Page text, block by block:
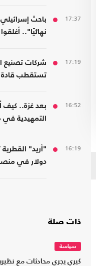
17:37
باحث
نهائيًا"..
17:19
شركات تصنيع
تستقطب قادة
16:52
بعد غزة.. كيف
التمهيدية
16:19
دولار في
ذات صلة
سياسة
كيري يجري محادثات مع